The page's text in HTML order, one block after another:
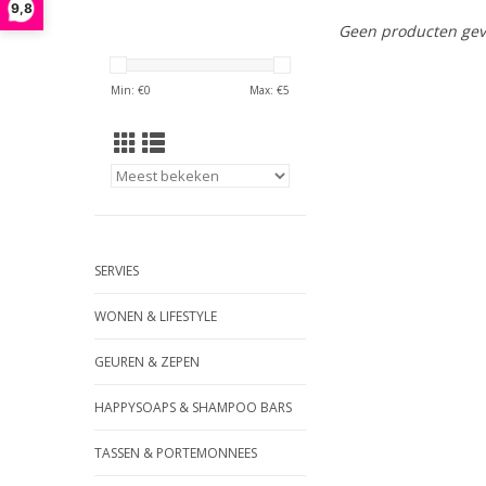
9,8
Min: €0 Max: €5
SERVIES
WONEN & LIFESTYLE
GEUREN & ZEPEN
HAPPYSOAPS & SHAMPOO BARS
TASSEN & PORTEMONNEES
Geen producten